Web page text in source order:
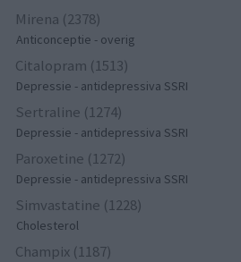
Mirena (2378)
Anticonceptie - overig
Citalopram (1513)
Depressie - antidepressiva SSRI
Sertraline (1274)
Depressie - antidepressiva SSRI
Paroxetine (1272)
Depressie - antidepressiva SSRI
Simvastatine (1228)
Cholesterol
Champix (1187)